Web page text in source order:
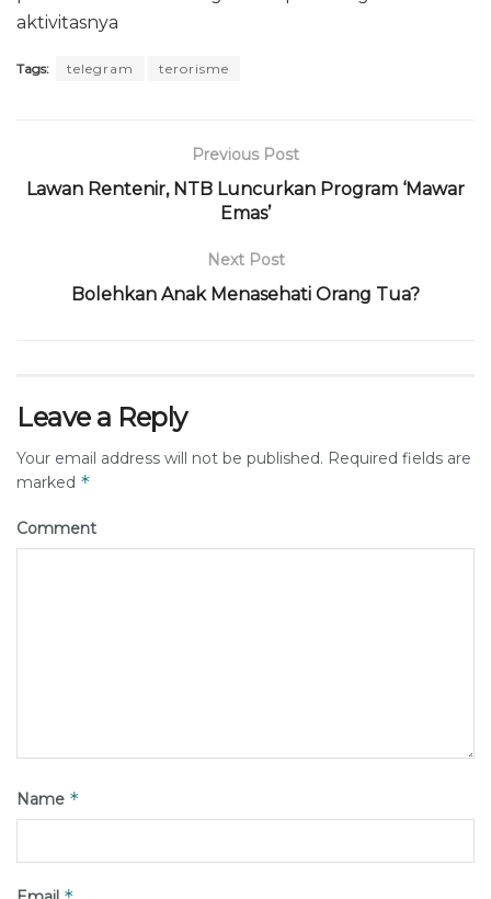
aktivitasnya
Tags: telegram terorisme
Previous Post
Lawan Rentenir, NTB Luncurkan Program ‘Mawar
Emas’
Next Post
Bolehkan Anak Menasehati Orang Tua?
Leave a Reply
Your email address will not be published. Required fields are
marked *
Comment
Name *